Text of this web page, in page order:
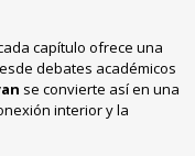
capítulo ofrece una
debates académicos
se convierte así en una
interior y la